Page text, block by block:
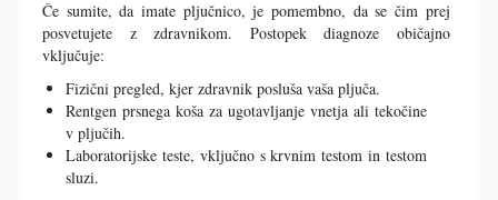
Če sumite, da imate pljučnico, je pomembno, da se čim prej
posvetujete z zdravnikom. Postopek diagnoze običajno
vključuje:
Fizični pregled, kjer zdravnik posluša vaša pljuča.
Rentgen prsnega koša za ugotavljanje vnetja ali tekočine
v pljučih.
Laboratorijske teste, vključno s krvnim testom in testom
sluzi.